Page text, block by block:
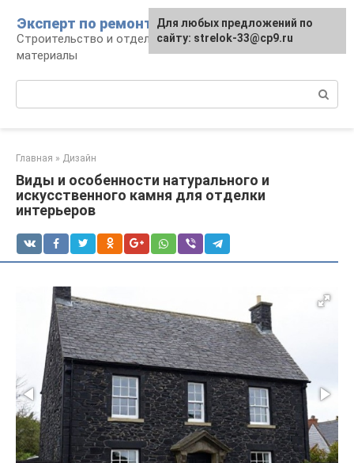
контенту
Эксперт по ремонту
Строительство и отделка: работы и
материалы
Главная » Дизайн
Виды и особенности натурального и
искусственного камня для отделки
интерьеров
Для любых предложений по
сайту: strelok-33@cp9.ru
Для любых предложений по
сайту: strelok-33@cp9.ru